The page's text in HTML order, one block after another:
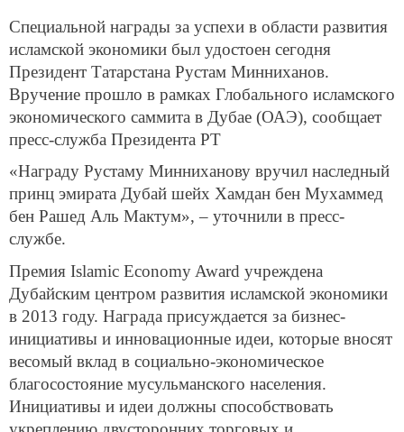
Специальной награды за успехи в области развития
исламской экономики был удостоен сегодня
Президент Татарстана Рустам Минниханов.
Вручение прошло в рамках Глобального исламского
экономического саммита в Дубае (ОАЭ), сообщает
пресс-служба Президента РТ
«Награду Рустаму Минниханову вручил наследный
принц эмирата Дубай шейх Хамдан бен Мухаммед
бен Рашед Аль Мактум», – уточнили в пресс-
службе.
Премия Islamic Economy Award учреждена
Дубайским центром развития исламской экономики
в 2013 году. Награда присуждается за бизнес-
инициативы и инновационные идеи, которые вносят
весомый вклад в социально-экономическое
благосостояние мусульманского населения.
Инициативы и идеи должны способствовать